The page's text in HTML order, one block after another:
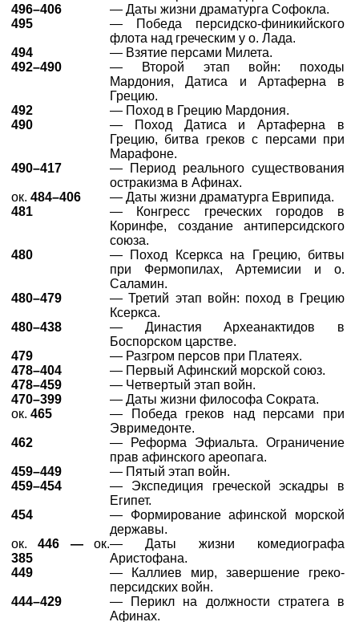
496–406
— Даты жизни драматурга Софокла.
495
— Победа персидско-финикийского
флота над греческим у о. Лада.
494
— Взятие персами Милета.
492–490
— Второй этап войн: походы
Мардония, Датиса и Артаферна в
Грецию.
492
— Поход в Грецию Мардония.
490
— Поход Датиса и Артаферна в
Грецию, битва греков с персами при
Марафоне.
490–417
— Период реального существования
остракизма в Афинах.
ок. 484–406
— Даты жизни драматурга Еврипида.
481
— Конгресс греческих городов в
Коринфе, создание антиперсидского
союза.
480
— Поход Ксеркса на Грецию, битвы
при Фермопилах, Артемисии и о.
Саламин.
480–479
— Третий этап войн: поход в Грецию
Ксеркса.
480–438
— Династия Археанактидов в
Боспорском царстве.
479
— Разгром персов при Платеях.
478–404
— Первый Афинский морской союз.
478–459
— Четвертый этап войн.
470–399
— Даты жизни философа Сократа.
ок. 465
— Победа греков над персами при
Эвримедонте.
462
— Реформа Эфиальта. Ограничение
прав афинского ареопага.
459–449
— Пятый этап войн.
459–454
— Экспедиция греческой эскадры в
Египет.
454
— Формирование афинской морской
державы.
ок.446 —ок.
385
— Даты жизни комедиографа
Аристофана.
449
— Каллиев мир, завершение греко-
персидских войн.
444–429
— Перикл на должности стратега в
Афинах.